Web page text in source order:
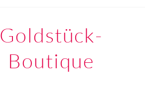
Goldstück-
Boutique